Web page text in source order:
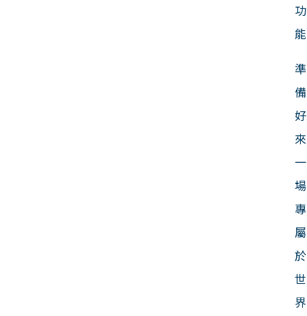
功
準
備
好
來
一
場
專
屬
於
世
界